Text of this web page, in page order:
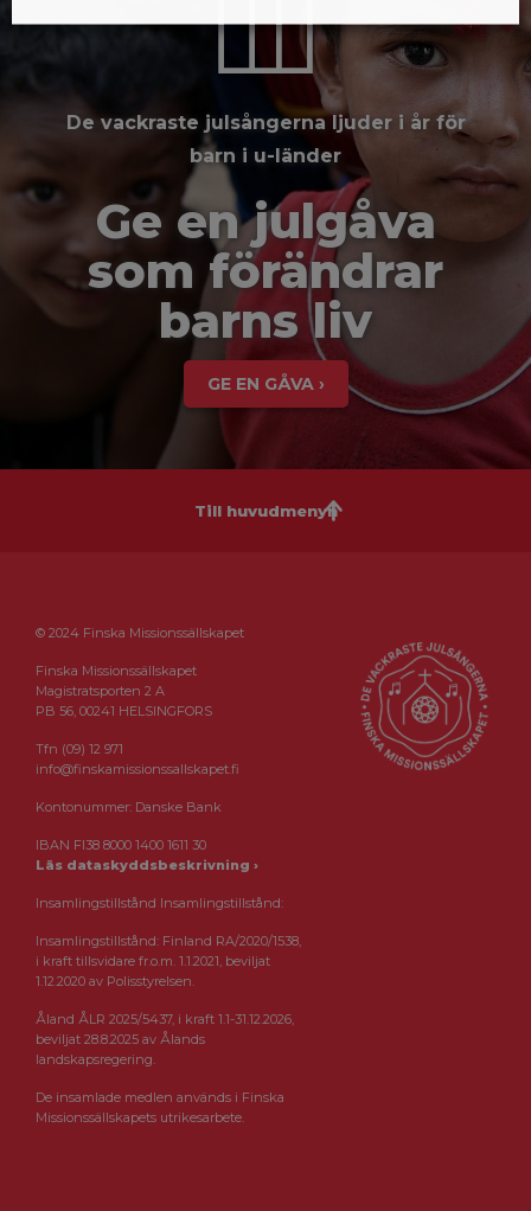
De vackraste julsångerna ljuder i år för
barn i u-länder
Ge en julgåva
som förändrar
barns liv
GE EN GÅVA ›
Till huvudmenyn
© 2024 Finska Missionssällskapet
Finska Missionssällskapet
Magistratsporten 2 A
PB 56, 00241 HELSINGFORS
Tfn (09) 12 971
info@finskamissionssallskapet.fi
Kontonummer: Danske Bank
IBAN FI38 8000 1400 1611 30
Läs dataskyddsbeskrivning ›
Insamlingstillstånd Insamlingstillstånd:
Insamlingstillstånd: Finland RA/2020/1538,
i kraft tillsvidare fr.o.m. 1.1.2021, beviljat
1.12.2020 av Polisstyrelsen.
Åland ÅLR 2025/5437, i kraft 1.1-31.12.2026,
beviljat 28.8.2025 av Ålands
landskapsregering.
De insamlade medlen används i Finska
Missionssällskapets utrikesarbete.